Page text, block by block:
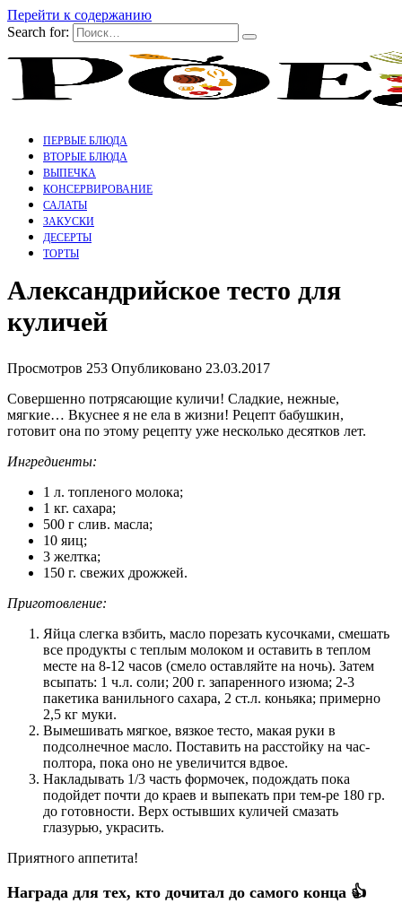
Перейти к содержанию
Search for:
ПЕРВЫЕ БЛЮДА
ВТОРЫЕ БЛЮДА
ВЫПЕЧКА
КОНСЕРВИРОВАНИЕ
САЛАТЫ
ЗАКУСКИ
ДЕСЕРТЫ
ТОРТЫ
Александрийское тесто для
куличей
Просмотров 253 Опубликовано 23.03.2017
Совершенно потрясающие куличи! Сладкие, нежные,
мягкие… Вкуснее я не ела в жизни! Рецепт бабушкин,
готовит она по этому рецепту уже несколько десятков лет.
Ингредиенты:
1 л. топленого молока;
1 кг. сахара;
500 г слив. масла;
10 яиц;
3 желтка;
150 г. свежих дрожжей.
Приготовление:
Яйца слегка взбить, масло порезать кусочками, смешать
все продукты с теплым молоком и оставить в теплом
месте на 8-12 часов (смело оставляйте на ночь). Затем
всыпать: 1 ч.л. соли; 200 г. запаренного изюма; 2-3
пакетика ванильного сахара, 2 ст.л. коньяка; примерно
2,5 кг муки.
Вымешивать мягкое, вязкое тесто, макая руки в
подсолнечное масло. Поставить на расстойку на час-
полтора, пока оно не увеличится вдвое.
Накладывать 1/3 часть формочек, подождать пока
подойдет почти до краев и выпекать при тем-ре 180 гр.
до готовности. Верх остывших куличей смазать
глазурью, украсить.
Приятного аппетита!
Награда для тех, кто дочитал до самого конца 👍